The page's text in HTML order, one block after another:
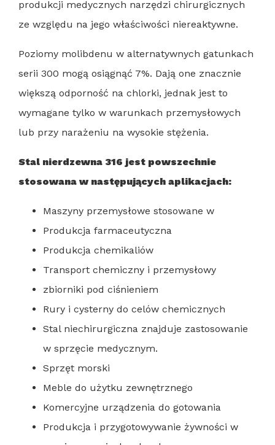
produkcji medycznych narzędzi chirurgicznych
ze względu na jego właściwości niereaktywne.
Poziomy molibdenu w alternatywnych gatunkach
serii 300 mogą osiągnąć 7%. Dają one znacznie
większą odporność na chlorki, jednak jest to
wymagane tylko w warunkach przemysłowych
lub przy narażeniu na wysokie stężenia.
Stal nierdzewna 316 jest powszechnie
stosowana w następujących aplikacjach:
Maszyny przemysłowe stosowane w
Produkcja farmaceutyczna
Produkcja chemikaliów
Transport chemiczny i przemysłowy
zbiorniki pod ciśnieniem
Rury i cysterny do celów chemicznych
Stal niechirurgiczna znajduje zastosowanie
w sprzęcie medycznym.
Sprzęt morski
Meble do użytku zewnętrznego
Komercyjne urządzenia do gotowania
Produkcja i przygotowywanie żywności w